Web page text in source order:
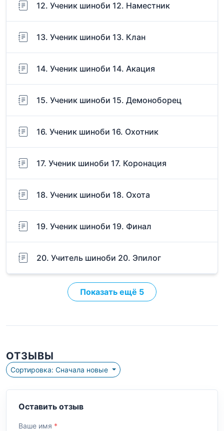
12. Ученик шиноби 12. Наместник
13. Ученик шиноби 13. Клан
14. Ученик шиноби 14. Акация
15. Ученик шиноби 15. Демоноборец
16. Ученик шиноби 16. Охотник
17. Ученик шиноби 17. Коронация
18. Ученик шиноби 18. Охота
19. Ученик шиноби 19. Финал
20. Учитель шиноби 20. Эпилог
Показать ещё 5
ОТЗЫВЫ
Сортировка: Сначала новые
Оставить отзыв
Ваше имя *